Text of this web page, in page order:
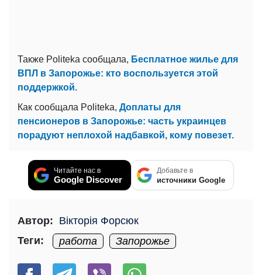
Также Politeka сообщала, Бесплатное жилье для
ВПЛ в Запорожье: кто воспользуется этой
поддержкой.
Как сообщала Politeka, Доплаты для
пенсионеров в Запорожье: часть украинцев
порадуют неплохой надбавкой, кому повезет.
Читайте нас в
Google Discover
Добавьте в
источники Google
Автор: Вікторія Форсюк
Теги:
работа Запорожье